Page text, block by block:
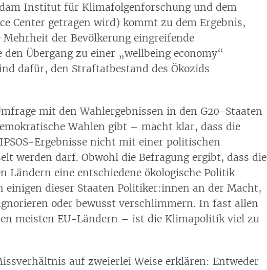
Institut für Klimafolgenforschung und dem
Center getragen wird) kommt zu dem Ergebnis,
Mehrheit der Bevölkerung eingreifende
den Übergang zu einer „wellbeing economy“
dafür, den Straftatbestand des Ökozids
mit den Wahlergebnissen in den G20-Staaten
Wahlen gibt – macht klar, dass die
Ergebnisse nicht mit einer politischen
werden darf. Obwohl die Befragung ergibt, dass die
Ländern eine entschiedene ökologische Politik
dieser Staaten Politiker:innen an der Macht,
oder bewusst verschlimmern. In fast allen
meisten EU-Ländern – ist die Klimapolitik viel zu
auf zweierlei Weise erklären: Entweder